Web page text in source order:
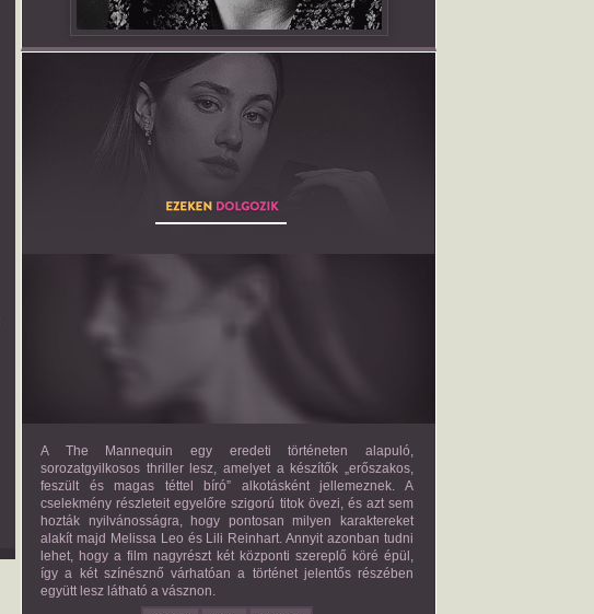
THE MANNEQUIN
A The Mannequin egy eredeti történeten alapuló,
sorozatgyilkosos thriller lesz, amelyet a készítők „erőszakos,
feszült és magas téttel bíró” alkotásként jellemeznek. A
cselekmény részleteit egyelőre szigorú titok övezi, és azt sem
hozták nyilvánosságra, hogy pontosan milyen karaktereket
alakít majd Melissa Leo és Lili Reinhart. Annyit azonban tudni
lehet, hogy a film nagyrészt két központi szereplő köré épül,
így a két színésznő várhatóan a történet jelentős részében
együtt lesz látható a vásznon.